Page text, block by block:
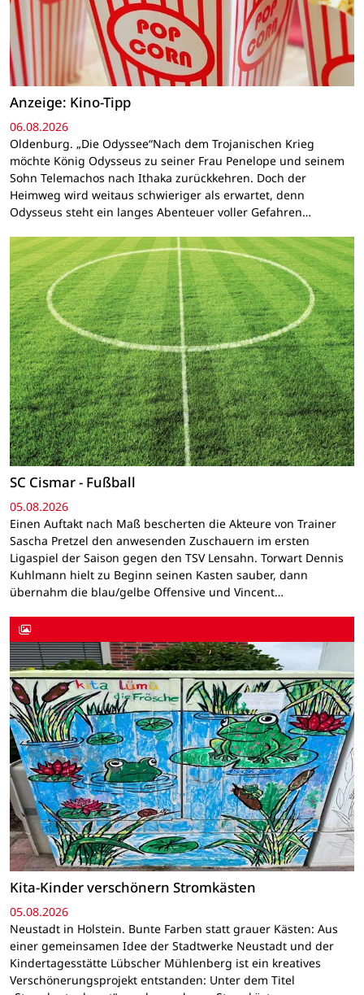
Anzeige: Kino-Tipp
06.08.2026
Oldenburg. „Die Odyssee“Nach dem Trojanischen Krieg
möchte König Odysseus zu seiner Frau Penelope und seinem
Sohn Telemachos nach Ithaka zurückkehren. Doch der
Heimweg wird weitaus schwieriger als erwartet, denn
Odysseus steht ein langes Abenteuer voller Gefahren…
SC Cismar - Fußball
05.08.2026
Einen Auftakt nach Maß bescherten die Akteure von Trainer
Sascha Pretzel den anwesenden Zuschauern im ersten
Ligaspiel der Saison gegen den TSV Lensahn. Torwart Dennis
Kuhlmann hielt zu Beginn seinen Kasten sauber, dann
übernahm die blau/gelbe Offensive und Vincent…
Kita-Kinder verschönern Stromkästen
05.08.2026
Neustadt in Holstein. Bunte Farben statt grauer Kästen: Aus
einer gemeinsamen Idee der Stadtwerke Neustadt und der
Kindertagesstätte Lübscher Mühlenberg ist ein kreatives
Verschönerungsprojekt entstanden: Unter dem Titel